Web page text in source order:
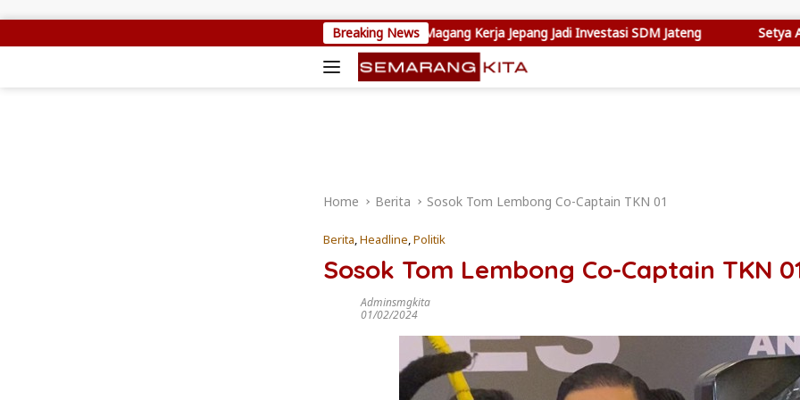
Breaking News
Setya Arinugroho: Program Magang Kerja Jepang Jadi Investasi SDM Jateng Setya Arinugroho
Home Berita Sosok Tom Lembong Co-Captain TKN 01
Berita,Headline,Politik
Sosok Tom Lembong Co-Captain TKN
Adminsmgkita
01/02/2024